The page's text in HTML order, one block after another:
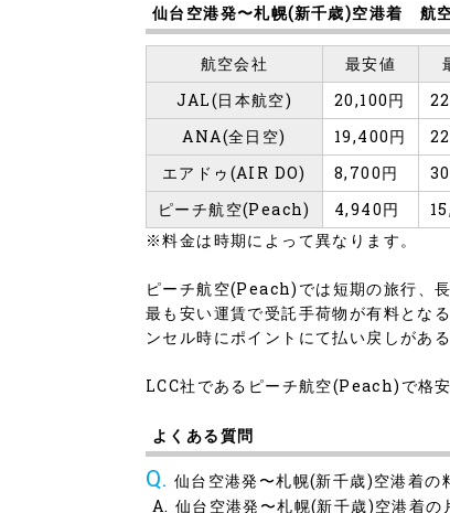
仙台空港発〜札幌(新千歳)空港着 航
航空会社 最安値
JAL(日本航空)
20,100円
ANA(全日空)
19,400円
エアドゥ(AIR DO)
8,700円
ピーチ航空(Peach)
4,940円
※料金は時期によって異なります。
ピーチ航空(Peach)では短期の旅行、
最も安い運賃で受託手荷物が有料とな
ンセル時にポイントにて払い戻しがあ
LCC社であるピーチ航空(Peach)で格
よくある質問
仙台空港発〜札幌(新千歳)空港着の
仙台空港発〜札幌(新千歳)空港着の